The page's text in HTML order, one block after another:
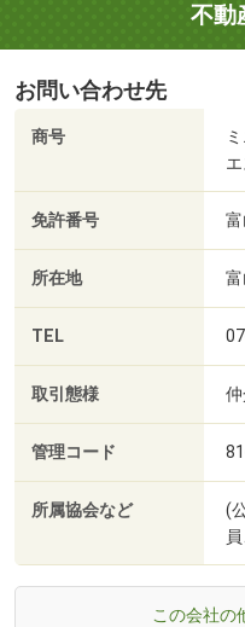
不動
お問い合わせ先
商号
免許番号
所在地
TEL
取引態様
管理コード
所属協会など
(
この会社の